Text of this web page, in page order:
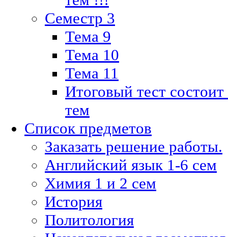
Семестр 3
Тема 9
Тема 10
Тема 11
Итоговый тест
тем
Список предметов
Заказать решение работы.
Английский язык 1-6 сем
Химия 1 и 2 сем
История
Политология